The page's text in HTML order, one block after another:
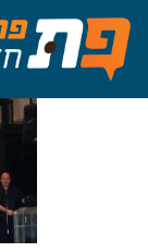
לתוכן